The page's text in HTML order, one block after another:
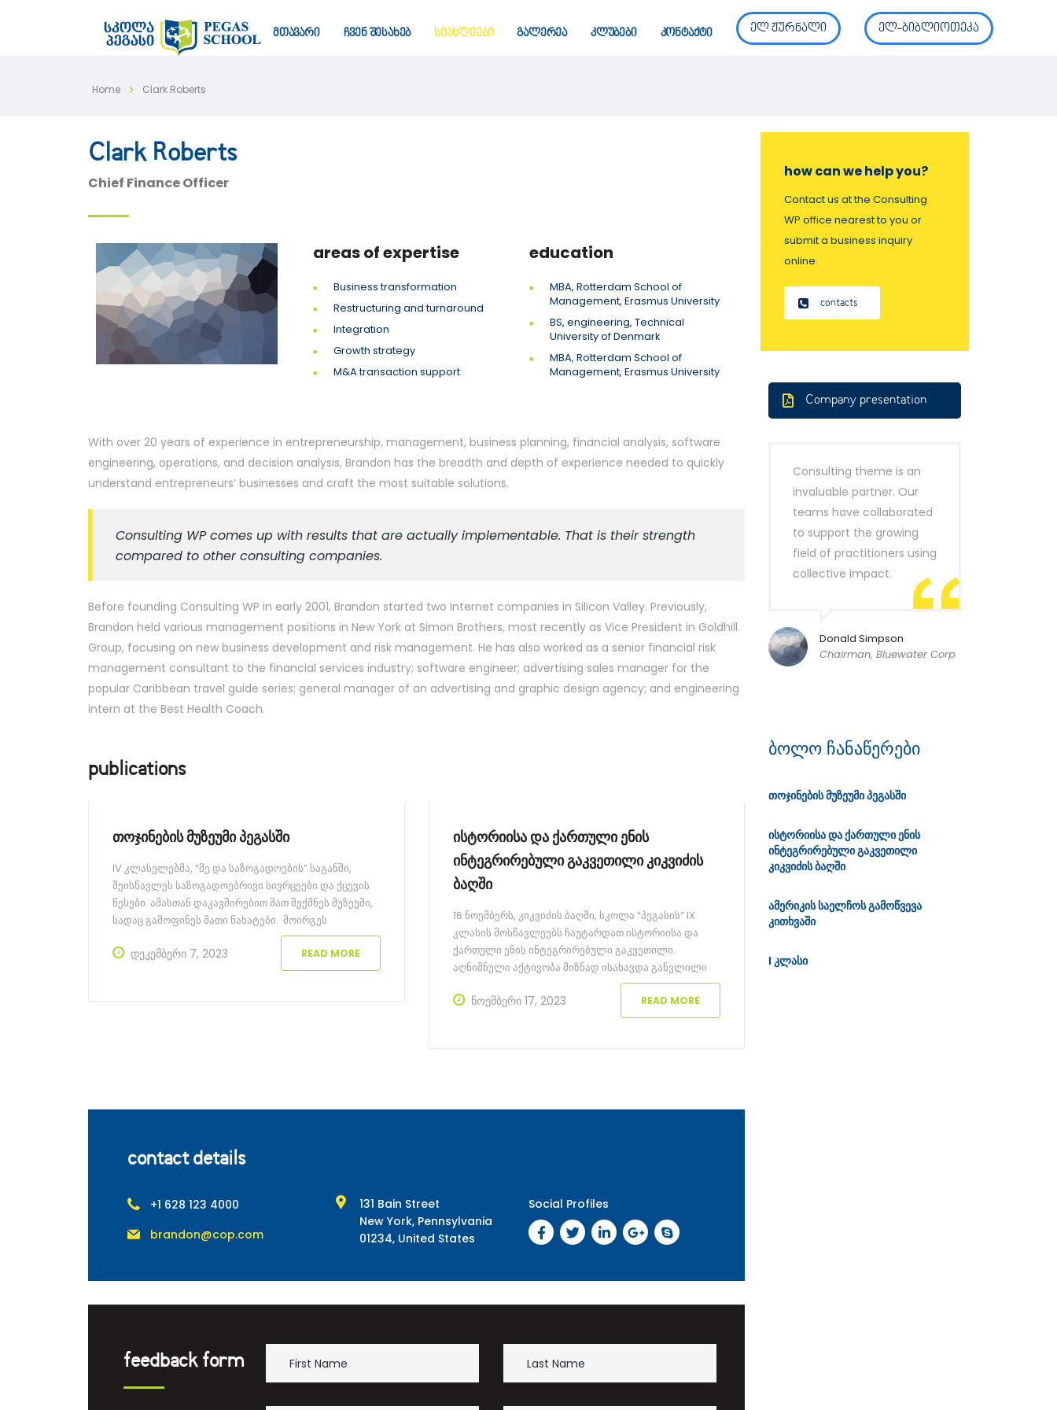
მთავარი ჩვენ შესახებ სიახლეები გალერეა კლუბები კონტაქტი ელ ჟურნალი ელ-ბიბლიოთეკა
Home Clark Roberts
Clark Roberts
Chief Finance Officer
areas of expertise
Business transformation
Restructuring and turnaround
Integration
Growth strategy
M&A transaction support
education
MBA, Rotterdam School of
Management, Erasmus University
BS, engineering, Technical
University of Denmark
MBA, Rotterdam School of
Management, Erasmus University
With over 20 years of experience in entrepreneurship, management, business planning, financial analysis, software
engineering, operations, and decision analysis, Brandon has the breadth and depth of experience needed to quickly
understand entrepreneurs’ businesses and craft the most suitable solutions.
Consulting WP comes up with results that are actually implementable. That is their strength
compared to other consulting companies.
Before founding Consulting WP in early 2001, Brandon started two Internet companies in Silicon Valley. Previously,
Brandon held various management positions in New York at Simon Brothers, most recently as Vice President in Goldhill
Group, focusing on new business development and risk management. He has also worked as a senior financial risk
management consultant to the financial services industry; software engineer; advertising sales manager for the
popular Caribbean travel guide series; general manager of an advertising and graphic design agency; and engineering
intern at the Best Health Coach.
publications
თოჯინების მუზეუმი პეგასში
IV კლასელებმა, “მე და საზოგადოების” საგანში,
შეისწავლეს საზოგადოებრივი სივრცეები და ქცევის
წესები. ამასთან დაკავშირებით მათ შექმნეს მუზეუმი,
სადაც გამოფინეს მათი ნახატები. მოირგეს
თოჯინების როლი და გააცოცხლეს თოჯინების
მუზეუმის ექსპონატები. მუზეუმის სტუმრებს მოუყვნენ,
რომ მუზეუმი არის ერთ-ერთი საზოგადოებრივი
დეკემბერი 7, 2023 READ MORE
ისტორიისა და ქართული ენის
ინტეგრირებული გაკვეთილი კიკვიძის
ბაღში
16 ნოემბერს, კიკვიძის ბაღში, სკოლა “პეგასის” IX
კლასის მოსწავლეებს ჩაუტარდათ ისტორიისა და
ქართული ენის ინტეგრირებული გაკვეთილი.
აღნიშნული აქტივობა მიზნად ისახავდა განვლილი
საგაკვეთილო მასალის საინტერესოდ გამეორებასა
და გახსენებას. გაკვეთილის ფარგლებში 5 ჯგუფში
განაწილებულმა მეცხრე კლასელებმა ითამაშეს
ნოემბერი 17, 2023 READ MORE
contact details
+1 628 123 4000
brandon@cop.com
131 Bain Street
New York, Pennsylvania
01234, United States
Social Profiles
feedback form
how can we help you?
Contact us at the Consulting
WP office nearest to you or
submit a business inquiry
online.
contacts
Company presentation
Consulting theme is an
invaluable partner. Our
teams have collaborated
to support the growing
field of practitioners using
collective impact.
Donald Simpson
Chairman, Bluewater Corp
ბოლო ჩანაწერები
თოჯინების მუზეუმი პეგასში
ისტორიისა და ქართული ენის
ინტეგრირებული გაკვეთილი
კიკვიძის ბაღში
ამერიკის საელჩოს გამოწვევა
კითხვაში
I კლასი